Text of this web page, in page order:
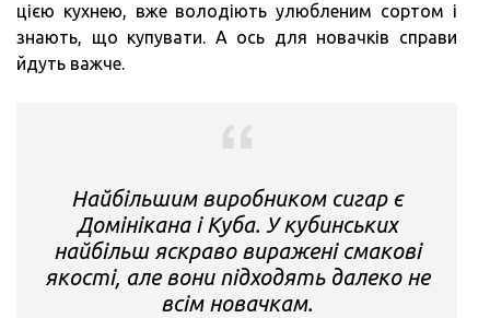
цією кухнею, вже володіють улюбленим сортом і
знають, що купувати. А ось для новачків справи
йдуть важче.
Найбільшим виробником сигар є
Домінікана і Куба. У кубинських
найбільш яскраво виражені смакові
якості, але вони підходять далеко не
всім новачкам.